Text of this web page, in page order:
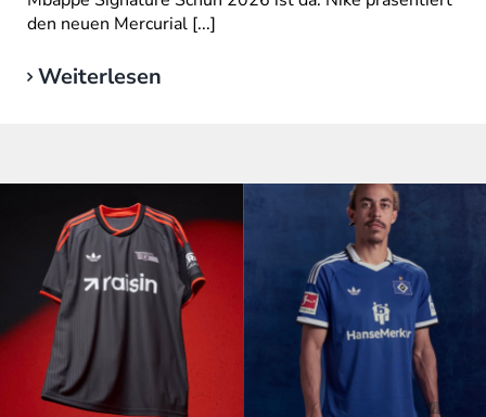
den neuen Mercurial [...]
Weiterlesen